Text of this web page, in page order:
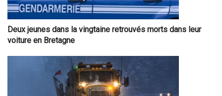
Deux jeunes dans la vingtaine retrouvés morts dans leur
voiture en Bretagne